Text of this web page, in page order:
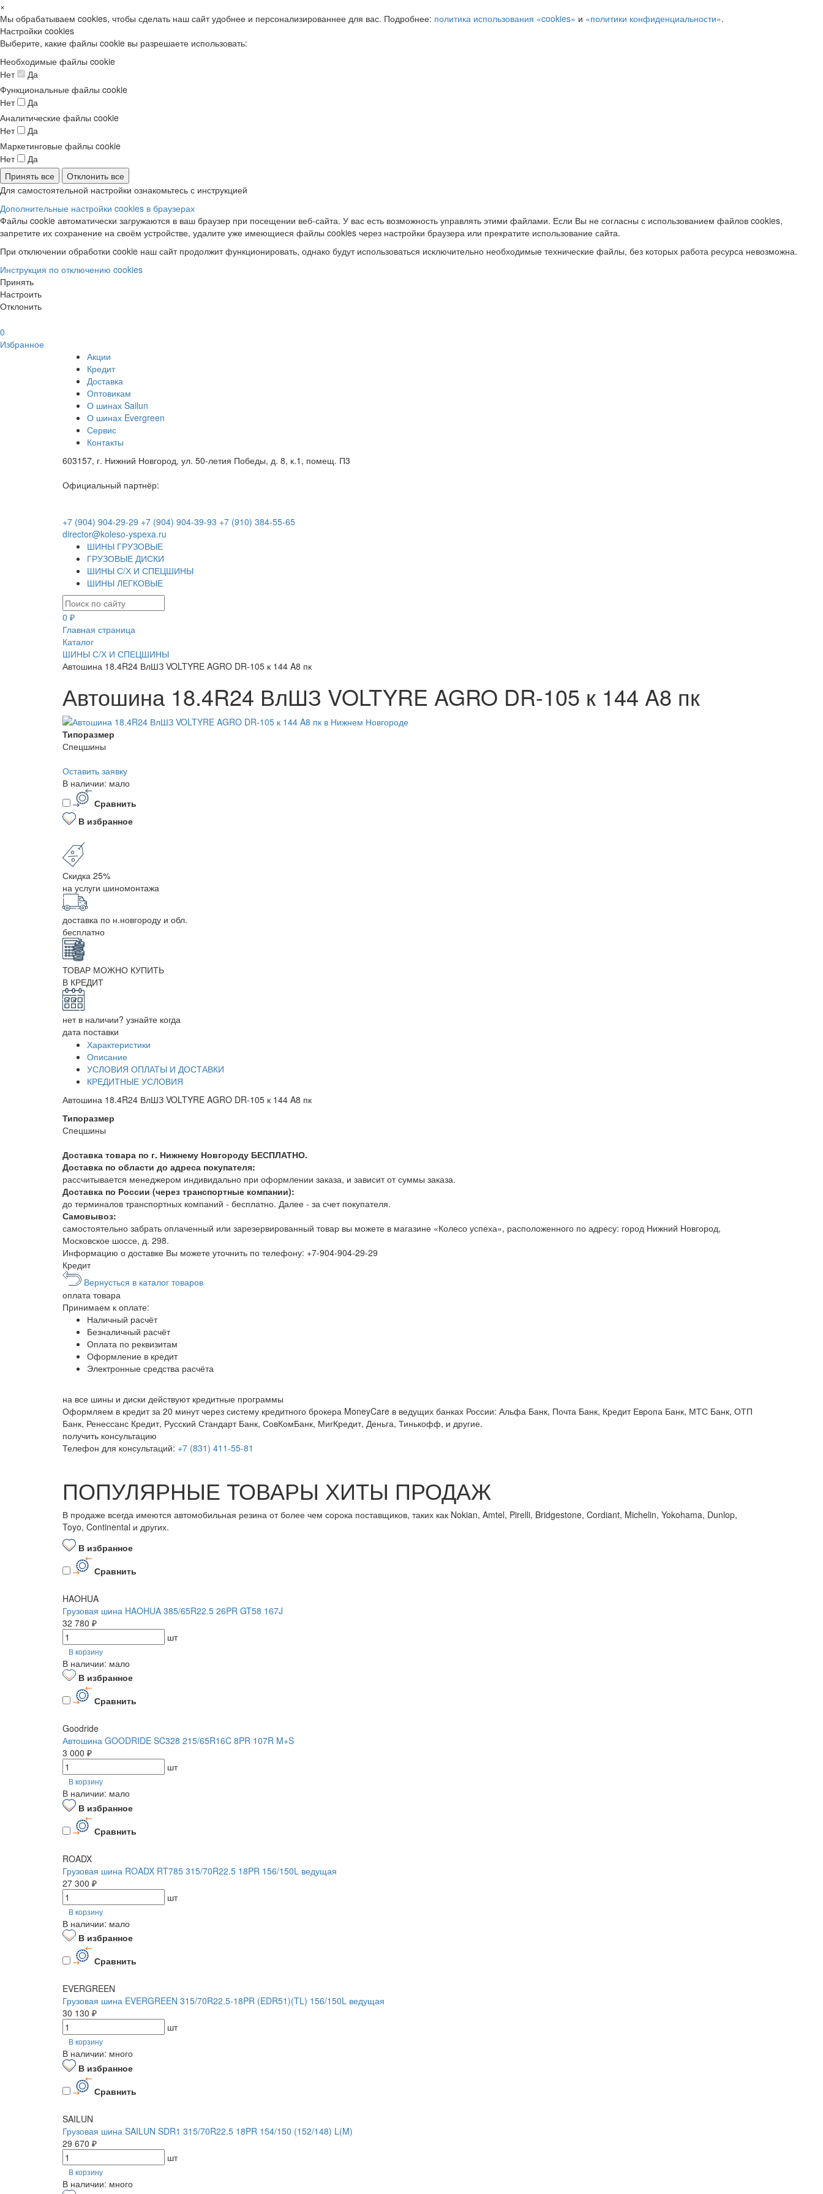
×
Мы обрабатываем cookies, чтобы сделать наш сайт удобнее и персонализированнее для вас. Подробнее: политика использования «cookies» и «политики конфиденциальности».
Настройки cookies
Выберите, какие файлы cookie вы разрешаете использовать:
Необходимые файлы cookie
Нет
Да
Функциональные файлы cookie
Нет
Да
Аналитические файлы cookie
Нет
Да
Маркетинговые файлы cookie
Нет
Да
Принять все
Отклонить все
Для самостоятельной настройки ознакомьтесь с инструкцией
Дополнительные настройки cookies в браузерах
Файлы cookie автоматически загружаются в ваш браузер при посещении веб-сайта. У вас есть возможность управлять этими файлами. Если Вы не согласны с использованием файлов cookies,
запретите их сохранение на своём устройстве, удалите уже имеющиеся файлы cookies через настройки браузера или прекратите использование сайта.
При отключении обработки cookie наш сайт продолжит функционировать, однако будут использоваться исключительно необходимые технические файлы, без которых работа ресурса невозможна.
Инструкция по отключению cookies
Принять
Настроить
Отклонить
0
Избранное
Акции
Кредит
Доставка
Оптовикам
О шинах Sailun
О шинах Evergreen
Сервис
Контакты
603157, г. Нижний Новгород, ул. 50-летия Победы, д. 8, к.1, помещ. П3
Официальный партнёр:
+7 (904) 904-29-29 +7 (904) 904-39-93 +7 (910) 384-55-65
director@koleso-yspexa.ru
ШИНЫ ГРУЗОВЫЕ
ГРУЗОВЫЕ ДИСКИ
ШИНЫ С/Х И СПЕЦШИНЫ
ШИНЫ ЛЕГКОВЫЕ
0 ₽
Главная страница
Каталог
ШИНЫ С/Х И СПЕЦШИНЫ
Автошина 18.4R24 ВлШЗ VOLTYRE AGRO DR-105 к 144 A8 пк
Автошина 18.4R24 ВлШЗ VOLTYRE AGRO DR-105 к 144 A8 пк
Типоразмер
Спецшины
Оставить заявку
В наличии: мало
Сравнить
В избранное
Скидка 25%
на услуги шиномонтажа
доставка по н.новгороду и обл.
бесплатно
ТОВАР МОЖНО КУПИТЬ
В КРЕДИТ
нет в наличии? узнайте когда
дата поставки
Характеристики
Описание
УСЛОВИЯ ОПЛАТЫ И ДОСТАВКИ
КРЕДИТНЫЕ УСЛОВИЯ
Автошина 18.4R24 ВлШЗ VOLTYRE AGRO DR-105 к 144 A8 пк
Типоразмер
Спецшины
Доставка товара по г. Нижнему Новгороду БЕСПЛАТНО.
Доставка по области до адреса покупателя:
рассчитывается менеджером индивидально при оформлении заказа, и зависит от суммы заказа.
Доставка по России (через транспортные компании):
до терминалов транспортных компаний - бесплатно. Далее - за счет покупателя.
Самовывоз:
самостоятельно забрать оплаченный или зарезервированный товар вы можете в магазине «Колесо успеха», расположенного по адресу: город Нижний Новгород,
Московское шоссе, д. 298.
Информацию о доставке Вы можете уточнить по телефону: +7-904-904-29-29
Кредит
Вернусться в каталог товаров
оплата товара
Принимаем к оплате:
Наличный расчёт
Безналичный расчёт
Оплата по реквизитам
Оформление в кредит
Электронные средства расчёта
на все шины и диски действуют кредитные программы
Оформляем в кредит за 20 минут через систему кредитного брокера MoneyCare в ведущих банках России: Альфа Банк, Почта Банк, Кредит Европа Банк, МТС Банк, ОТП
Банк, Ренессанс Кредит, Русский Стандарт Банк, СовКомБанк, МигКредит, Деньга, Тинькофф, и другие.
получить консультацию
Телефон для консультаций: +7 (831) 411-55-81
ПОПУЛЯРНЫЕ ТОВАРЫ ХИТЫ ПРОДАЖ
В продаже всегда имеются автомобильная резина от более чем сорока поставщиков, таких как Nokian, Amtel, Pirelli, Bridgestone, Cordiant, Michelin, Yokohama, Dunlop,
Toyo, Continental и других.
В избранное
Сравнить
HAOHUA
Грузовая шина HAOHUA 385/65R22.5 26PR GT58 167J
32 780 ₽
шт
В корзину
В наличии: мало
В избранное
Сравнить
Goodride
Автошина GOODRIDE SC328 215/65R16C 8PR 107R M+S
3 000 ₽
шт
В корзину
В наличии: мало
В избранное
Сравнить
ROADX
Грузовая шина ROADX RT785 315/70R22.5 18PR 156/150L ведущая
27 300 ₽
шт
В корзину
В наличии: мало
В избранное
Сравнить
EVERGREEN
Грузовая шина EVERGREEN 315/70R22.5-18PR (EDR51)(TL) 156/150L ведущая
30 130 ₽
шт
В корзину
В наличии: много
В избранное
Сравнить
SAILUN
Грузовая шина SAILUN SDR1 315/70R22.5 18PR 154/150 (152/148) L(M)
29 670 ₽
шт
В корзину
В наличии: много